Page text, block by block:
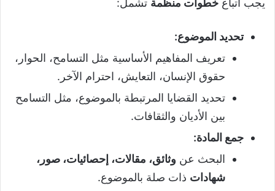
يجب اتباع خطوات منظمة تشمل:
تحديد الموضوع:
تعريف المفاهيم الأساسية مثل التسامح، الحوار،
حقوق الإنسان، التعايش، احترام الآخر.
تحديد القضايا المرتبطة بالموضوع، مثل التسامح
بين الأديان والثقافات.
جمع المادة:
البحث عن وثائق، مقالات، إحصائيات، صور،
شهادات ذات صلة بالموضوع.